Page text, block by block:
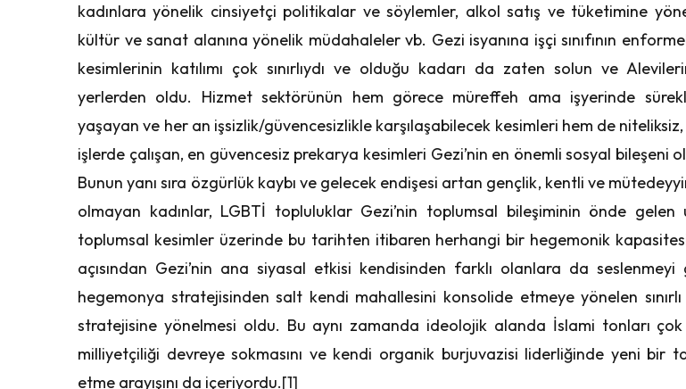
kadınlara yönelik cinsiyetçi politikalar ve söylemler, alkol satış ve tüketimine
kültür ve sanat alanına yönelik müdahaleler vb. Gezi isyanına işçi sınıfının
kesimlerinin katılımı çok sınırlıydı ve olduğu kadarı da zaten solun ve
yerlerden oldu. Hizmet sektörünün hem görece müreffeh ama işyerinde
yaşayan ve her an işsizlik/güvencesizlikle karşılaşabilecek kesimleri hem de
işlerde çalışan, en güvencesiz prekarya kesimleri Gezi’nin en önemli sosyal bileşeni
Bunun yanı sıra özgürlük kaybı ve gelecek endişesi artan gençlik, kentli ve
olmayan kadınlar, LGBTİ topluluklar Gezi’nin toplumsal bileşiminin önde gelen
toplumsal kesimler üzerinde bu tarihten itibaren herhangi bir hegemonik
açısından Gezi’nin ana siyasal etkisi kendisinden farklı olanlara da seslenmeyi
hegemonya stratejisinden salt kendi mahallesini konsolide etmeye yönelen
stratejisine yönelmesi oldu. Bu aynı zamanda ideolojik alanda İslami tonları
milliyetçiliği devreye sokmasını ve kendi organik burjuvazisi liderliğinde yeni bir
etme arayışını da içeriyordu.[1]